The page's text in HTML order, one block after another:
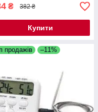
₴ 382 ₴
Купити
продажів –11%